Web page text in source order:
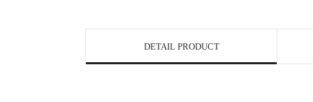
DETAIL PRODUCT